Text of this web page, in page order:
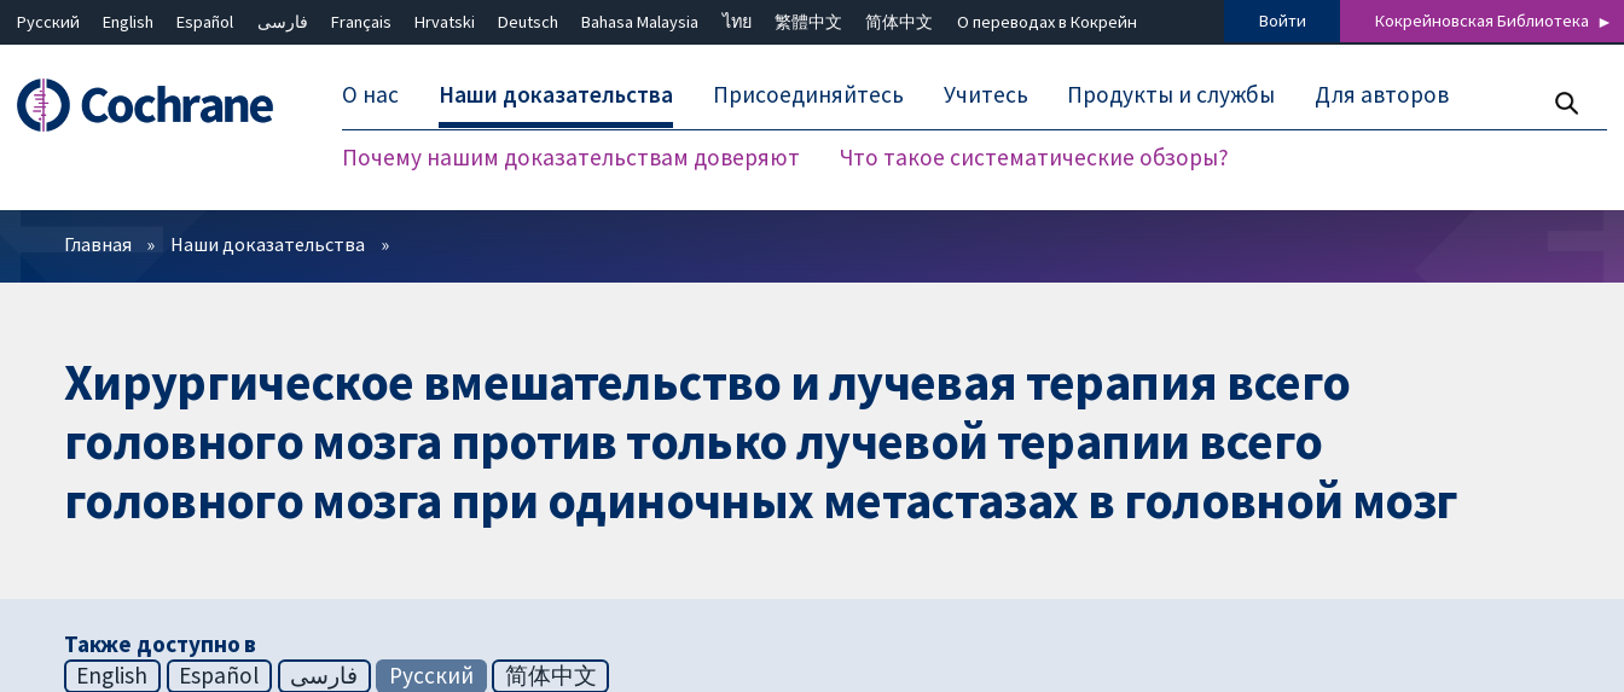
Русский English Español فارسی Français Hrvatski Deutsch Bahasa Malaysia ไทย 繁體中文 简体中文 О переводах в Кокрейн Войти Кокрейновская Библиотека
О нас Наши доказательства
Почему нашим доказательствам доверяют Что такое систематические обзоры?
Присоединяйтесь Учитесь Продукты и службы Для авторов
Фильтры
Главная Наши доказательства
Хирургическое вмешательство и лучевая терапия всего
головного мозга против только лучевой терапии всего
головного мозга при одиночных метастазах в головной мозг
Также доступно в
English
Español فارسی Русский 简体中文